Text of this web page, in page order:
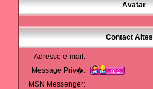
Avatar
Contact
Adresse e-mail:
Message Priv�:
MSN Messenger: